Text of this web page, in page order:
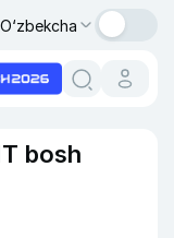
O‘zbekcha
bosh